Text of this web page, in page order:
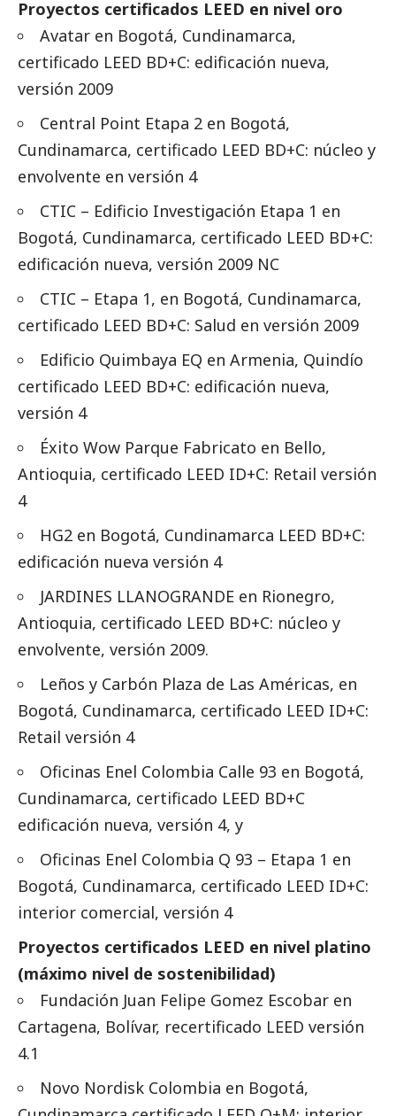
Proyectos certificados LEED en nivel oro
Avatar en Bogotá, Cundinamarca,
certificado LEED BD+C: edificación nueva,
versión 2009
Central Point Etapa 2 en Bogotá,
Cundinamarca, certificado LEED BD+C: núcleo y
envolvente en versión 4
CTIC – Edificio Investigación Etapa 1 en
Bogotá, Cundinamarca, certificado LEED BD+C:
edificación nueva, versión 2009 NC
CTIC – Etapa 1, en Bogotá, Cundinamarca,
certificado LEED BD+C: Salud en versión 2009
Edificio Quimbaya EQ en Armenia, Quindío
certificado LEED BD+C: edificación nueva,
versión 4
Éxito Wow Parque Fabricato en Bello,
Antioquia, certificado LEED ID+C: Retail versión
4
HG2 en Bogotá, Cundinamarca LEED BD+C:
edificación nueva versión 4
JARDINES LLANOGRANDE en Rionegro,
Antioquia, certificado LEED BD+C: núcleo y
envolvente, versión 2009.
Leños y Carbón Plaza de Las Américas, en
Bogotá, Cundinamarca, certificado LEED ID+C:
Retail versión 4
Oficinas Enel Colombia Calle 93 en Bogotá,
Cundinamarca, certificado LEED BD+C
edificación nueva, versión 4, y
Oficinas Enel Colombia Q 93 – Etapa 1 en
Bogotá, Cundinamarca, certificado LEED ID+C:
interior comercial, versión 4
Proyectos certificados LEED en nivel platino
(máximo nivel de sostenibilidad)
Fundación Juan Felipe Gomez Escobar en
Cartagena, Bolívar, recertificado LEED versión
4.1
Novo Nordisk Colombia en Bogotá,